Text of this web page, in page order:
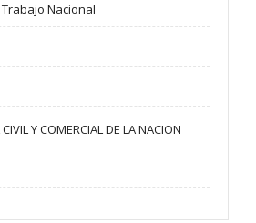
Nacional
Y COMERCIAL DE LA NACION